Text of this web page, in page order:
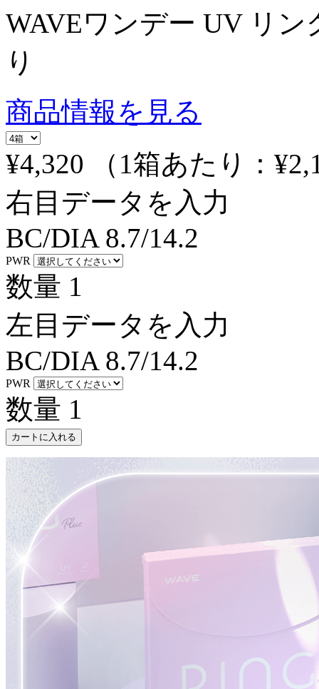
WAVEワンデー UV リン
り
商品情報を見る
¥4,320
（1箱あたり：
右目データを入力
BC/DIA 8.7/14.2
PWR
数量 1
左目データを入力
BC/DIA 8.7/14.2
PWR
数量 1
カートに入れる